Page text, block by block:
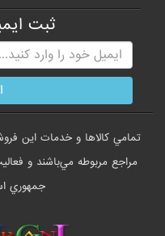
ثبت
تمامي كالاها و خدمات اين
مراجع مربوطه مي‌باشند و
جمهوري